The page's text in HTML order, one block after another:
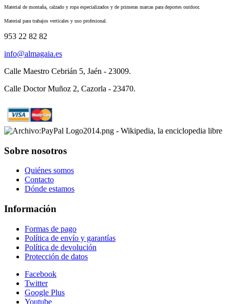
Material de montaña, calzado y ropa especializados y de primeras marcas para deportes outdoor.
Material para trabajos verticales y uso profesional.
953 22 82 82
info@almagaia.es
Calle Maestro Cebrián 5, Jaén - 23009.
Calle Doctor Muñoz 2, Cazorla - 23470.
Sobre nosotros
Quiénes somos
Contacto
Dónde estamos
Información
Formas de pago
Política de envío y garantías
Política de devolución
Protección de datos
Facebook
Twitter
Google Plus
Youtube